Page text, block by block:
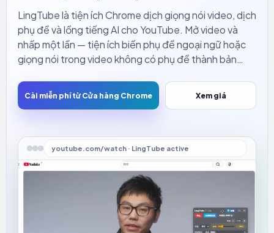
LingTube là tiện ích Chrome dịch giọng nói video, dịch
phụ đề và lồng tiếng AI cho YouTube. Mở video và
nhấp một lần — tiện ích biến phụ đề ngoại ngữ hoặc
giọng nói trong video không có phụ đề thành bản
nhiên. Bạn không phải dán mắt vào phụ đề mà vẫn
nắm bắt nhanh video ngoại ngữ.
Cài miễn phí từ Cửa hàng Chrome Xem giá
youtube.com/watch · LingTube active